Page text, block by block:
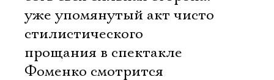
уже упомянутый акт чисто
стилистического
прощания в спектакле
Фоменко смотрится